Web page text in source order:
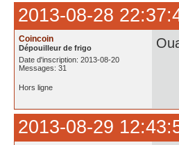
2013-08-28
Coincoin
Dépouilleur de frigo
Date d'inscription: 2013-08-20
Messages: 31
Hors ligne
2013-08-29